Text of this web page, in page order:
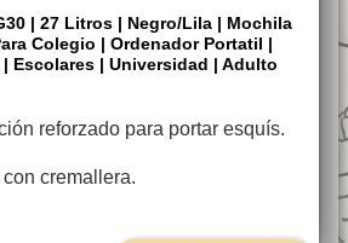
| 27 Litros | Negro/Lila | Mochila
Colegio | Ordenador Portatil |
Escolares | Universidad | Adulto
reforzado para portar esquís.
cremallera.